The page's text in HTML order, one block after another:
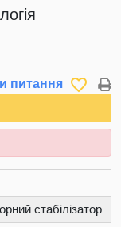
питання favorite_border
стабілізатор